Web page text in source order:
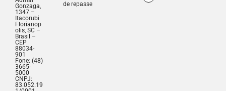
Gonzaga,
1347 –
Itacorubi
Florianop
olis, SC –
Brasil –
CEP
88034-
901
Fone: (48)
3665-
5000
CNPJ:
83.052.19
de repasse